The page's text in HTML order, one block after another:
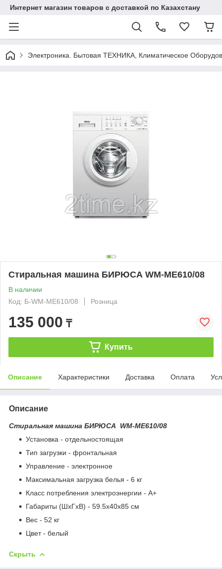
Интернет магазин товаров с доставкой по Казахстану
Электроника. Бытовая ТЕХНИКА, Климатическое
Стиральная машина БИРЮСА WM-ME610/08
В наличии
Код: Б-WM-ME610/08
Розница
135 000 ₸
Купить
Описание Характеристики Доставка Оплата
Описание
Стиральная машина БИРЮСА WM-ME610/08
Установка - отдельностоящая
Тип загрузки - фронтальная
Управление - электронное
Максимальная загрузка белья - 6 кг
Класс потребления электроэнергии - A+
Габариты (ШxГxВ) - 59.5x40x85 см
Вес - 52 кг
Цвет - белый
Скрыть